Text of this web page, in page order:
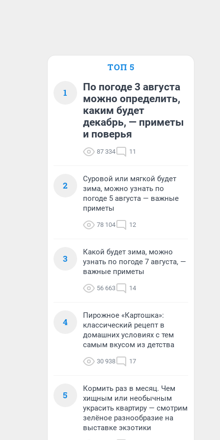
ТОП 5
1
По погоде 3 августа
можно определить,
каким будет
декабрь, — приметы
и поверья
87 334 11
2
Суровой или мягкой будет
зима, можно узнать по
погоде 5 августа — важные
приметы
78 104 12
3
Какой будет зима, можно
узнать по погоде 7 августа, —
важные приметы
56 663 14
4
Пирожное «Картошка»:
классический рецепт в
домашних условиях с тем
самым вкусом из детства
30 938 17
5
Кормить раз в месяц. Чем
хищным или необычным
украсить квартиру — смотрим
зелёное разнообразие на
выставке экзотики